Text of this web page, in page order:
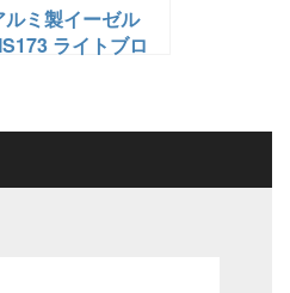
ルミ製イーゼル
ライトブロ